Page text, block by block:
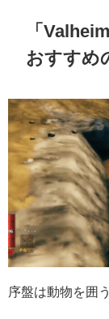
「
おすすめ
序盤は動物を囲